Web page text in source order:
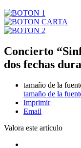
Concierto
dos fechas
tamaño de la
tamaño de la
Imprimir
Email
Valora este artículo